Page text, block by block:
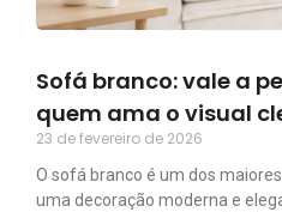
Sofá branco: vale a
quem ama o visual
23 de fevereiro de 2026
O sofá branco é um dos
uma decoração moderna e